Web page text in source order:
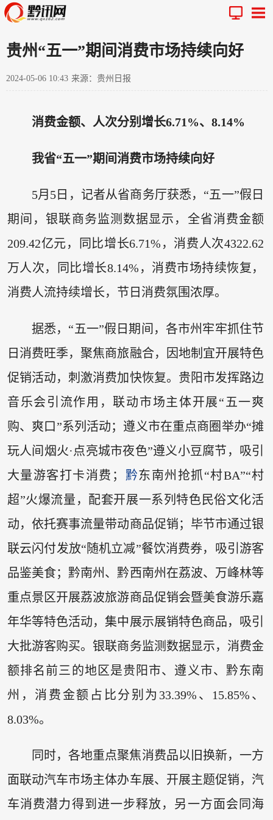
贵州“五一”期间消费市场持续向好
2024-05-06 10:43 来源：贵州日报
消费金额、人次分别增长6.71%、8.14%
我省“五一”期间消费市场持续向好
5月5日，记者从省商务厅获悉，“五一”假日
期间，银联商务监测数据显示，全省消费金额
209.42亿元，同比增长6.71%，消费人次4322.62
万人次，同比增长8.14%，消费市场持续恢复，
消费人流持续增长，节日消费氛围浓厚。
据悉，“五一”假日期间，各市州牢牢抓住节
日消费旺季，聚焦商旅融合，因地制宜开展特色
促销活动，刺激消费加快恢复。贵阳市发挥路边
音乐会引流作用，联动市场主体开展“五一爽
购、爽口”系列活动；遵义市在重点商圈举办“摊
玩人间烟火·点亮城市夜色”遵义小豆腐节，吸引
大量游客打卡消费；
黔东南州抢抓“村BA”“村
超”火爆流量，配套开展一系列特色民俗文化活
动，依托赛事流量带动商品促销；毕节市通过银
联云闪付发放“随机立减”餐饮消费券，吸引游客
品鉴美食；黔南州、黔西南州在荔波、万峰林等
重点景区开展荔波旅游商品促销会暨美食游乐嘉
年华等特色活动，集中展示展销特色商品，吸引
大批游客购买。银联商务监测数据显示，消费金
额排名前三的地区是贵阳市、遵义市、黔东南
州，消费金额占比分别为33.39%、15.85%、
8.03%。
同时，各地重点聚焦消费品以旧换新，一方
面联动汽车市场主体办车展、开展主题促销，汽
车消费潜力得到进一步释放，另一方面会同海